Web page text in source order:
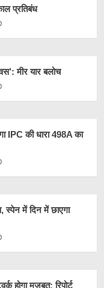
प्रतिबंध
मीर यार बलोच
IPC की धारा 498A का
स्पेन में दिन में छाएगा
होगा मजबूत: रिपोर्ट